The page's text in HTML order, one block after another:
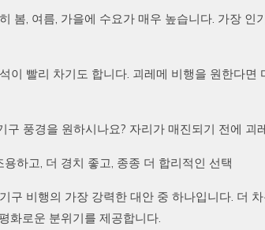
봄, 여름, 가을에 수요가 매우 높습니다. 가장
이 빨리 차기도 합니다. 괴레메 비행을 원한다
구 풍경을 원하시나요? 자리가 매진되기 전에 괴
하고, 더 경치 좋고, 종종 더 합리적인 선택
구 비행의 가장 강력한 대안 중 하나입니다. 더
화로운 분위기를 제공합니다.